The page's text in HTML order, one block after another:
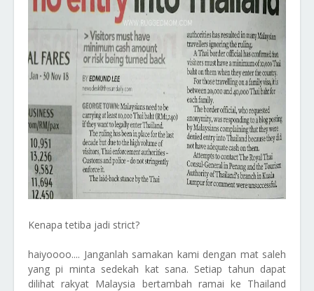
Kenapa tetiba jadi strict?
haiyoooo.... Janganlah samakan kami dengan mat saleh
yang pi minta sedekah kat sana. Setiap tahun dapat
dilihat rakyat Malaysia bertambah ramai ke Thailand